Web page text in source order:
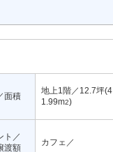
面積
地上1階／12.7坪(4
1.99m2)
ト／
渡額
カフェ／